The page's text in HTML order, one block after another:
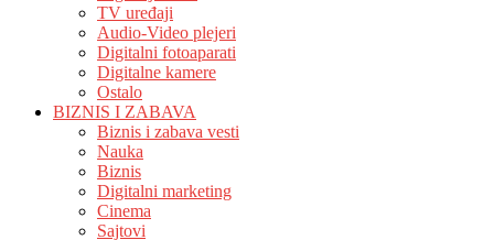
TV uređaji
Audio-Video plejeri
Digitalni fotoaparati
Digitalne kamere
Ostalo
BIZNIS I ZABAVA
Biznis i zabava vesti
Nauka
Biznis
Digitalni marketing
Cinema
Sajtovi